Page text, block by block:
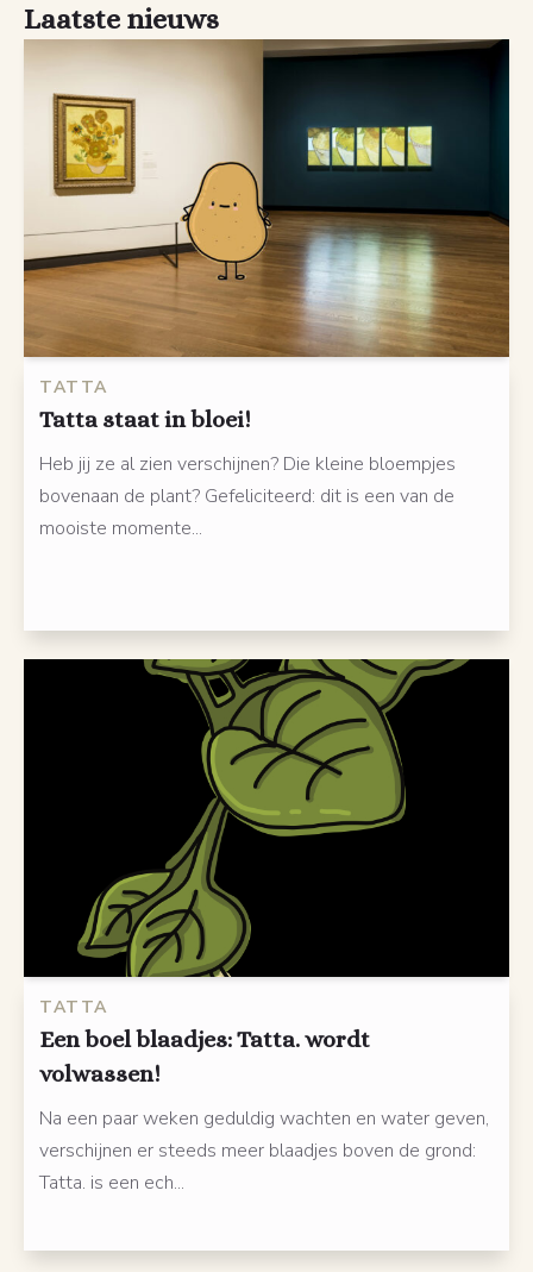
Laatste nieuws
TATTA
Tatta staat in bloei!
Heb jij ze al zien verschijnen? Die kleine bloempjes
bovenaan de plant? Gefeliciteerd: dit is een van de
mooiste momente...
TATTA
Een boel blaadjes: Tatta. wordt
volwassen!
Na een paar weken geduldig wachten en water geven,
verschijnen er steeds meer blaadjes boven de grond:
Tatta. is een ech...